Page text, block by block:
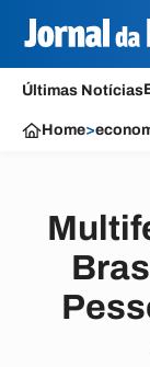
Últimas Notícias
Home>